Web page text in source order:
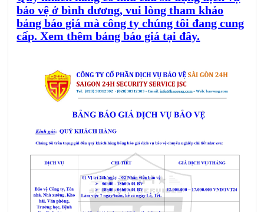
bảo vệ ở bình dương, vui lòng tham khảo
bảng báo giá mà công ty chúng tôi đang cung
cấp. Xem thêm bảng báo giá tại đây.